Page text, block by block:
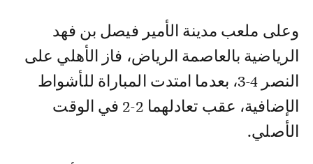
وعلى ملعب مدينة الأمير فيصل بن فهد
الرياضية بالعاصمة الرياض، فاز الأهلي على
النصر 4-3، بعدما امتدت المباراة للأشواط
الإضافية، عقب تعادلهما 2-2 في الوقت
الأصلي.